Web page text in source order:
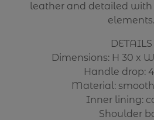
leather and detailed
elements.
DETAILS
Dimensions: H 30 x
Handle drop:
Material:
Inner lining:
Shoulder